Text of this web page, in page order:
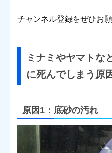
チャンネル登録をぜひお願
ミナミやヤマトな
に死んでしまう原
原因1：底砂の汚れ